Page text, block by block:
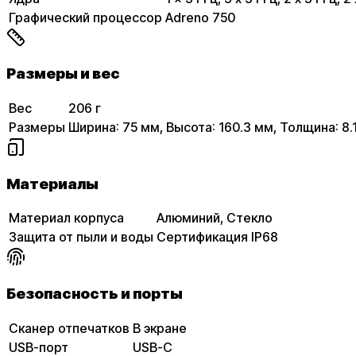
Графический процессор Adreno 750
Размеры и вес
Вес
206 г
Размеры Ширина: 75 мм, Высота: 160.3 мм, Толщина:
Материалы
Материал корпуса
Алюминий, Стекло
Защита от пыли и воды Сертификация IP68
Безопасность и порты
Сканер отпечатков В экране
USB-порт
USB-C